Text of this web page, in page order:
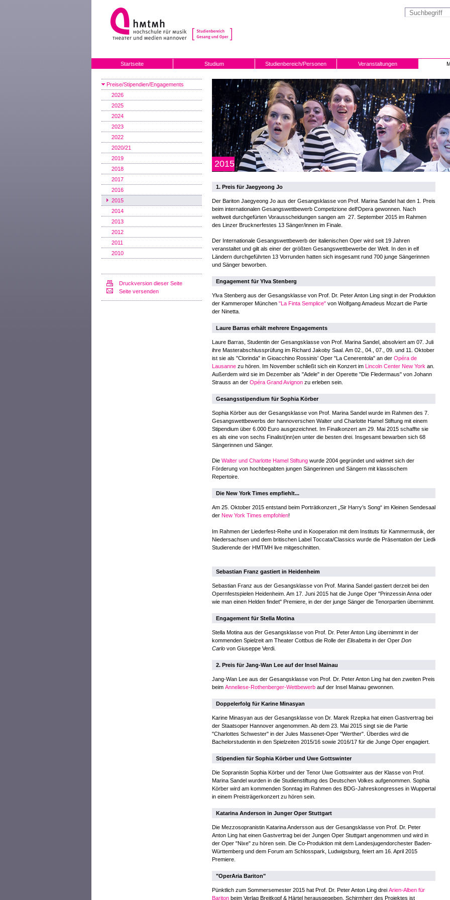
Startseite Studium Studienbereich/Personen Veranstaltungen
Preise/Stipendien/Engagements
2026
2025
2024
2023
2022
2020/21
2019
2018
2017
2016
2015
2014
2013
2012
2011
2010
Druckversion dieser Seite
Seite versenden
2015
1. Preis für Jaegyeong Jo
Der Bariton Jaegyeong Jo aus der Gesangsklasse von Prof. Marina Sandel hat den 1. Preis
beim internationalen Gesangswettbewerb Competizione dell'Opera gewonnen. Nach
weltweit durchgefürten Vorausscheidungen sangen am 27. September 2015 im Rahmen
des Linzer Brucknerfestes 13 Sänger/innen im Finale.
Der Internationale Gesangswettbewerb der italienischen Oper wird seit 19 Jahren
veranstaltet und gilt als einer der größten Gesangswettbewerbe der Welt. In den in elf
Ländern durchgeführten 13 Vorrunden hatten sich insgesamt rund 700 junge Sängerinnen
und Sänger beworben.
Engagement für Ylva Stenberg
Ylva Stenberg aus der Gesangsklasse von Prof. Dr. Peter Anton Ling singt in der Produktion
der Kammeroper München "La Finta Semplice" von Wolfgang Amadeus Mozart die Partie
der Ninetta.
Laure Barras erhält mehrere Engagements
Laure Barras, Studentin der Gesangsklasse von Prof. Marina Sandel, absolviert am 07. Juli
ihre Masterabschlussprüfung im Richard Jakoby Saal. Am 02., 04., 07., 09. und 11. Oktober
ist sie als "Clorinda" in Gioacchino Rossinis' Oper "La Cenerentola" an der Opéra de
Lausanne zu hören. Im November schließt sich ein Konzert im Lincoln Center New York an.
Außerdem wird sie im Dezember als "Adele" in der Operette "Die Fledermaus" von Johann
Strauss an der Opéra Grand Avignon zu erleben sein.
Gesangsstipendium für Sophia Körber
Sophia Körber aus der Gesangsklasse von Prof. Marina Sandel wurde im Rahmen des 7.
Gesangswettbewerbs der hannoverschen Walter und Charlotte Hamel Stiftung mit einem
Stipendium über 6.000 Euro ausgezeichnet. Im Finalkonzert am 29. Mai 2015 schaffte sie
es als eine von sechs Finalist(inn)en unter die besten drei. Insgesamt bewarben sich 68
Sängerinnen und Sänger.
Die Walter und Charlotte Hamel Stiftung wurde 2004 gegründet und widmet sich der
Förderung von hochbegabten jungen Sängerinnen und Sängern mit klassischem
Repertoire.
Die New York Times empfiehlt...
Am 25. Oktober 2015 entstand beim Porträtkonzert „Sir Harry’s Song“ im Kleinen Sendesaal des
der New York Times empfohlen!
Im Rahmen der Liederfest-Reihe und in Kooperation mit dem Instituts für Kammermusik, der
Niedersachsen und dem britischen Label Toccata/Classics wurde die Präsentation der
Studierende der HMTMH live mitgeschnitten.
Sebastian Franz gastiert in Heidenheim
Sebastian Franz aus der Gesangsklasse von Prof. Marina Sandel gastiert derzeit bei den
Opernfestspielen Heidenheim. Am 17. Juni 2015 hat die Junge Oper "Prinzessin Anna oder
wie man einen Helden findet" Premiere, in der der junge Sänger die Tenorpartien übernimmt.
Engagement für Stella Motina
Stella Motina aus der Gesangsklasse von Prof. Dr. Peter Anton Ling übernimmt in der
kommenden Spielzeit am Theater Cottbus die Rolle der Elisabetta in der Oper Don
Carlo von Giuseppe Verdi.
2. Preis für Jang-Wan Lee auf der Insel Mainau
Jang-Wan Lee aus der Gesangsklasse von Prof. Dr. Peter Anton Ling hat den zweiten Preis
beim Anneliese-Rothenberger-Wettbewerb auf der Insel Mainau gewonnen.
Doppelerfolg für Karine Minasyan
Karine Minasyan aus der Gesangsklasse von Dr. Marek Rzepka hat einen Gastvertrag bei
der Staatsoper Hannover angenommen. Ab dem 23. Mai 2015 singt sie die Partie
"Charlottes Schwester" in der Jules Massenet-Oper "Werther". Überdies wird die
Bachelorstudentin in den Spielzeiten 2015/16 sowie 2016/17 für die Junge Oper engagiert.
Stipendien für Sophia Körber und Uwe Gottswinter
Die Sopranistin Sophia Körber und der Tenor Uwe Gottswinter aus der Klasse von Prof.
Marina Sandel wurden in die Studienstiftung des Deutschen Volkes aufgenommen. Sophia
Körber wird am kommenden Sonntag im Rahmen des BDG-Jahreskongresses in Wuppertal
in einem Preisträgerkonzert zu hören sein.
Katarina Anderson in Junger Oper Stuttgart
Die Mezzosopranistin Katarina Andersson aus der Gesangsklasse von Prof. Dr. Peter
Anton Ling hat einen Gastvertrag bei der Jungen Oper Stuttgart angenommen und wird in
der Oper "Nixe" zu hören sein. Die Co-Produktion mit dem Landesjugendorchester Baden-
Württemberg und dem Forum am Schlosspark, Ludwigsburg, feiert am 16. April 2015
Premiere.
"OperAria Bariton"
Pünktlich zum Sommersemester 2015 hat Prof. Dr. Peter Anton Ling drei Arien-Alben für
Bariton beim Verlag Breitkopf & Härtel herausgegeben. Schirmherr des Projektes ist